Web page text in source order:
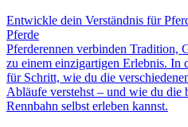
Entwickle dein Verständnis für
Pferde
Pferderennen verbinden Tradition,
zu einem einzigartigen Erlebnis. In
für Schritt, wie du die
Abläufe verstehst – und wie du die
Rennbahn selbst erleben kannst.